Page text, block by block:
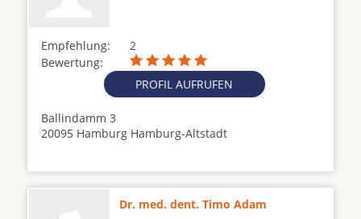
Empfehlung:
2
Bewertung:
PROFIL AUFRUFEN
Ballindamm 3
20095 Hamburg Hamburg-Altstadt
Dr. med. dent. Timo Adam